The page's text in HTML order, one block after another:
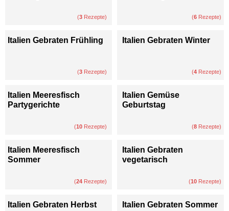
(3 Rezepte) (6 Rezepte)
Italien Gebraten Frühling
(3 Rezepte)
Italien Gebraten Winter
(4 Rezepte)
Italien Meeresfisch
Partygerichte
(10 Rezepte)
Italien Gemüse
Geburtstag
(8 Rezepte)
Italien Meeresfisch
Sommer
(24 Rezepte)
Italien Gebraten
vegetarisch
(10 Rezepte)
Italien Gebraten Herbst Italien Gebraten Sommer